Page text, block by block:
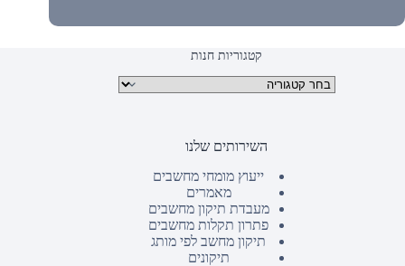
קטגוריות חנות
קטגוריות מוצרים
השירותים שלנו
ייעוץ מומחי מחשבים
מאמרים
מעבדת תיקון מחשבים
פתרון תקלות מחשבים
תיקון מחשב לפי מותג
תיקונים